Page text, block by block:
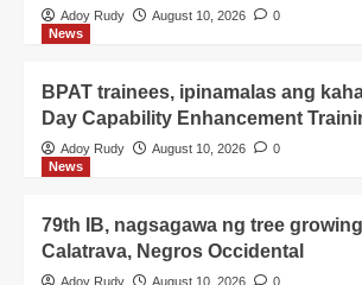
Adoy Rudy August 10, 2026
0
News
BPAT trainees, ipinamalas ang
Day Capability Enhancement
Adoy Rudy August 10, 2026
0
News
79th IB, nagsagawa ng tree
Calatrava, Negros Occidental
Adoy Rudy August 10, 2026 0